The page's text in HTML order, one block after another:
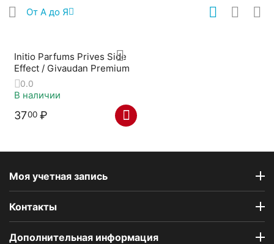
От А до Я
Initio Parfums Prives Side
Effect / Givaudan Premium
0.0
В наличии
3700 ₽
Моя учетная запись
Контакты
Дополнительная информация